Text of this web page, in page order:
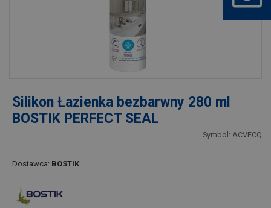
Silikon Łazienka bezbarwny 280 ml
BOSTIK PERFECT SEAL
Symbol: ACVECQ
Dostawca: BOSTIK